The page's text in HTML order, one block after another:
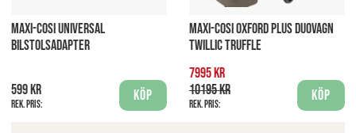
MAXI-COSI UNIVERSAL
BILSTOLSADAPTER
599 kr
Rek. pris:
Köp
MAXI-COSI OXFORD PLUS DUOVAGN
TWILLIC TRUFFLE
7995 kr
10195 kr
Rek. pris:
Köp